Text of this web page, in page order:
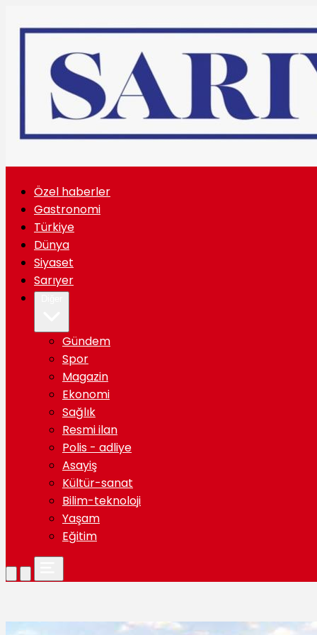
Özel haberler
Gastronomi
Türkiye
Dünya
Siyaset
Sarıyer
Gündem
Spor
Magazin
Ekonomi
Sağlık
Resmi ilan
Polis - adliye
Asayiş
Kültür-sanat
Bilim-teknoloji
Yaşam
Eğitim